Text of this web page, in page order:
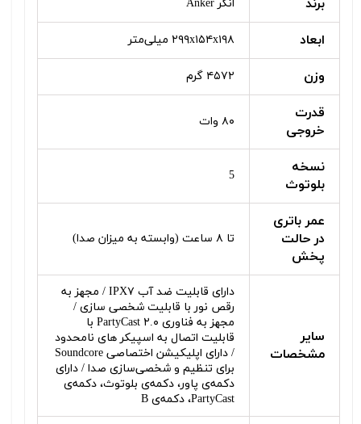
برند انکر Anker
ابعاد ۲۹۹x۱۵۴x۱۹۸ میلی‌متر
وزن ۴۵۷۲ گرم
قدرت
خروجی
۸۰ وات
نسخه
بلوتوث
5
عمر باتری
در حالت
پخش
تا ۸ ساعت (وابسته به میزان صدا)
سایر
مشخصات
دارای قابلیت ضد آب IPX۷ / مجهز به
رقص نور با قابلیت شخصی سازی /
مجهز به فناوری PartyCast ۲.۰ با
قابلیت اتصال به اسپیکر های نامحدود
/ دارای اپلیکیشن اختصاصی Soundcore
برای تنظیم و شخصی‌سازی صدا / دارای
دکمه‌ی پاور، دکمه‌ی بلوتوث، دکمه‌ی
PartyCast، دکمه‌ی B